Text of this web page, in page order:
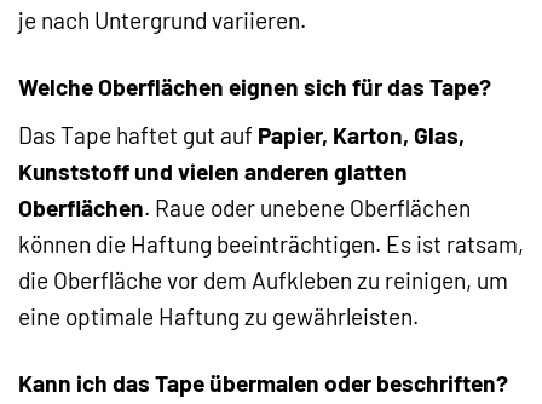
je nach Untergrund variieren.
Welche Oberflächen eignen sich für das Tape?
Das Tape haftet gut auf Papier, Karton, Glas,
Kunststoff und vielen anderen glatten
Oberflächen. Raue oder unebene Oberflächen
können die Haftung beeinträchtigen. Es ist ratsam,
die Oberfläche vor dem Aufkleben zu reinigen, um
eine optimale Haftung zu gewährleisten.
Kann ich das Tape übermalen oder beschriften?